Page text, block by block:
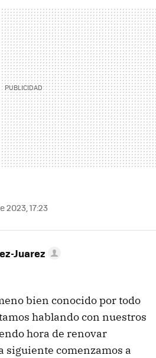
MAIL
2023, 17:23
Juarez
bien conocido por todo
hablando con nuestros
hora de renovar
siguiente comenzamos a